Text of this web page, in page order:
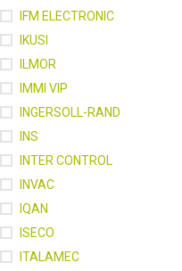
IFM ELECTRONIC
IKUSI
ILMOR
IMMI VIP
INGERSOLL-RAND
INS
INTER CONTROL
INVAC
IQAN
ISECO
ITALAMEC